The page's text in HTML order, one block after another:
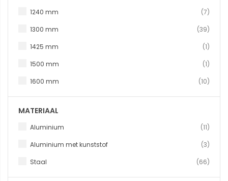
1240 mm 7
1300 mm 39
1425 mm 1
1500 mm 1
1600 mm 10
MATERIAAL
Aluminium 11
Aluminium met kunststof 3
Staal 66